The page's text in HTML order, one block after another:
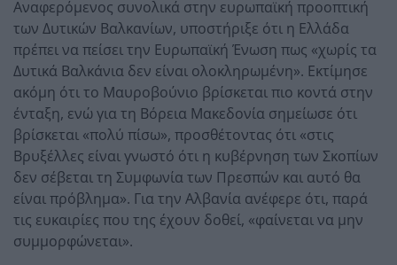
Αναφερόμενος συνολικά στην ευρωπαϊκή προοπτική
των Δυτικών Βαλκανίων, υποστήριξε ότι η Ελλάδα
πρέπει να πείσει την Ευρωπαϊκή Ένωση πως «χωρίς τα
Δυτικά Βαλκάνια δεν είναι ολοκληρωμένη». Εκτίμησε
ακόμη ότι το Μαυροβούνιο βρίσκεται πιο κοντά στην
ένταξη, ενώ για τη Βόρεια Μακεδονία σημείωσε ότι
βρίσκεται «πολύ πίσω», προσθέτοντας ότι «στις
Βρυξέλλες είναι γνωστό ότι η κυβέρνηση των Σκοπίων
δεν σέβεται τη Συμφωνία των Πρεσπών και αυτό θα
είναι πρόβλημα». Για την Αλβανία ανέφερε ότι, παρά
τις ευκαιρίες που της έχουν δοθεί, «φαίνεται να μην
συμμορφώνεται».